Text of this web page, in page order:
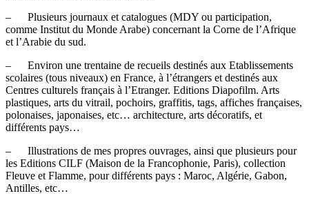
– Plusieurs journaux et catalogues (MDY ou participation,
comme Institut du Monde Arabe) concernant la Corne de l’Afrique
et l’Arabie du sud.
– Environ une trentaine de recueils destinés aux Etablissements
scolaires (tous niveaux) en France, à l’étrangers et destinés aux
Centres culturels français à l’Etranger. Editions Diapofilm. Arts
plastiques, arts du vitrail, pochoirs, graffitis, tags, affiches françaises,
polonaises, japonaises, etc… architecture, arts décoratifs, et
différents pays…
– Illustrations de mes propres ouvrages, ainsi que plusieurs pour
les Editions CILF (Maison de la Francophonie, Paris), collection
Fleuve et Flamme, pour différents pays : Maroc, Algérie, Gabon,
Antilles, etc…